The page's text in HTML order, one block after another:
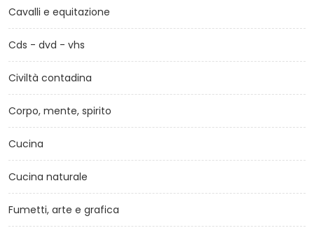
Cavalli e equitazione
Cds - dvd - vhs
Civiltà contadina
Corpo, mente, spirito
Cucina
Cucina naturale
Fumetti, arte e grafica